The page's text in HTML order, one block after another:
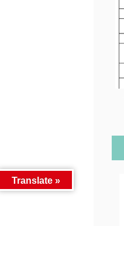
Translate »